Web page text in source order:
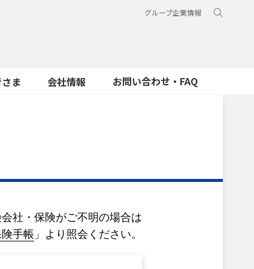
グループ企業情報
ま 会社情報 お問い合わせ・FAQ
社・保険がご不明の場合は
手帳 」より照会ください。